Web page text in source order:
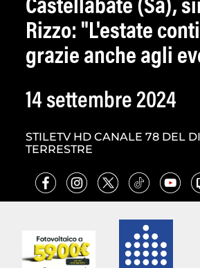
Castellabate (Sa),
Rizzo: "L'estate
grazie anche agli
14 settembre 2024
STILETV HD CANALE 78 DEL
TERRESTRE